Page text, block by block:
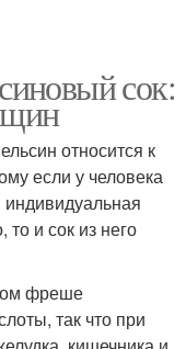
сок:
относится к
если у человека
индивидуальная
то и сок из него
фреше
так что при